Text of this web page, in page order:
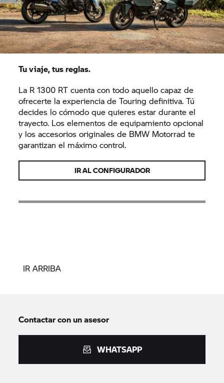
Tu viaje, tus reglas.
La R 1300 RT cuenta con todo aquello capaz de
ofrecerte la experiencia de Touring definitiva. Tú
decides lo cómodo que quieres estar durante el
trayecto. Los elementos de equipamiento opcional
y los accesorios originales de BMW Motorrad te
garantizan el máximo control.
IR AL CONFIGURADOR
IR ARRIBA
Contactar con un asesor
WHATSAPP